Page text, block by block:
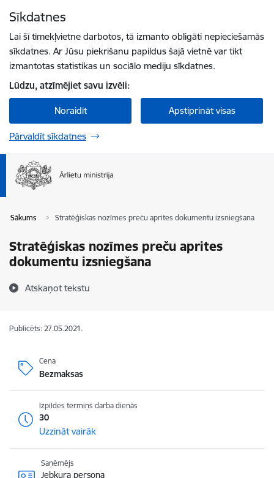
Sīkdatnes
Lai šī tīmekļvietne darbotos, tā izmanto obligāti nepieciešamās
sīkdatnes. Ar Jūsu piekrišanu papildus šajā vietnē var tikt
izmantotas statistikas un sociālo mediju sīkdatnes.
Lūdzu, atzīmējiet savu izvēli:
Noraidīt Apstiprināt visas
Pārvaldīt sīkdatnes
Sākums Stratēģiskas nozīmes preču aprites dokumentu izsniegšana
Stratēģiskas nozīmes preču aprites
dokumentu izsniegšana
Atskaņot tekstu
Publicēts: 27.05.2021.
Cena
Bezmaksas
Izpildes termiņš darba dienās
30
Uzzināt vairāk
Saņēmējs
Jebkura persona